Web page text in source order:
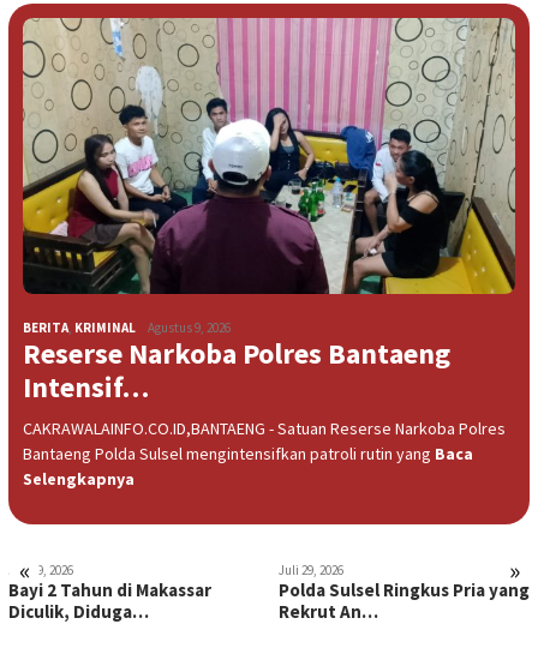
BERITA KRIMINAL Agustus 9, 2026
Reserse Narkoba Polres Bantaeng
Intensif…
CAKRAWALAINFO.CO.ID,BANTAENG - Satuan Reserse Narkoba Polres
Bantaeng Polda Sulsel mengintensifkan patroli rutin yang Baca
Selengkapnya
« »
Juli 29, 2026
Bayi 2 Tahun di Makassar
Diculik, Diduga…
Juli 29, 2026
Polda Sulsel Ringkus Pria yang
Rekrut An…